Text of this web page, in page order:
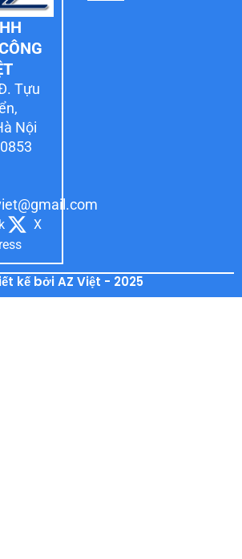
Tựu
Nội
0853
X
kế bởi AZ Việt - 2025